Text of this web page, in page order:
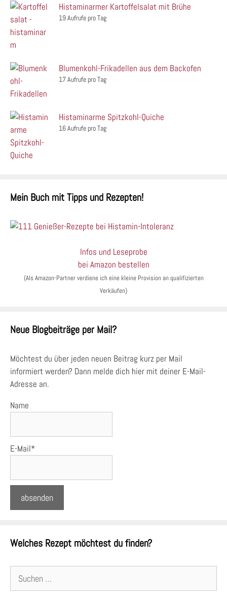
Histaminarmer Kartoffelsalat mit Brühe
19 Aufrufe pro Tag
Blumenkohl-Frikadellen aus dem Backofen
17 Aufrufe pro Tag
Histaminarme Spitzkohl-Quiche
16 Aufrufe pro Tag
Mein Buch mit Tipps und Rezepten!
Infos und Leseprobe
bei Amazon bestellen
(Als Amazon-Partner verdiene ich eine kleine Provision an qualifizierten
Verkäufen)
Neue Blogbeiträge per Mail?
Möchtest du über jeden neuen Beitrag kurz per Mail
informiert werden? Dann melde dich hier mit deiner E-Mail-
Adresse an.
Name
E-Mail*
Welches Rezept möchtest du finden?
nach: